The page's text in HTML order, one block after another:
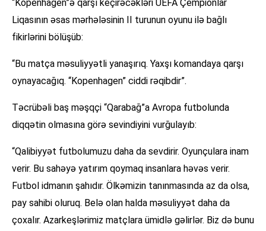
“Kopenhagen”ə qarşı keçirəcəkləri UEFA Çempionlar
Liqasının əsas mərhələsinin II turunun oyunu ilə bağlı
fikirlərini bölüşüb:
“Bu matça məsuliyyətli yanaşırıq. Yaxşı komandaya qarşı
oynayacağıq. “Kopenhagen” ciddi rəqibdir”.
Təcrübəli baş məşqçi “Qarabağ”a Avropa futbolunda
diqqətin olmasına görə sevindiyini vurğulayıb:
“Qalibiyyət futbolumuzu daha da sevdirir. Oyunçulara inam
verir. Bu sahəyə yatırım qoymaq insanlara həvəs verir.
Futbol idmanın şahıdır. Ölkəmizin tanınmasında az da olsa,
pay sahibi oluruq. Belə olan halda məsuliyyət daha da
çoxalır. Azarkeşlərimiz matçlara ümidlə gəlirlər. Biz də bunu